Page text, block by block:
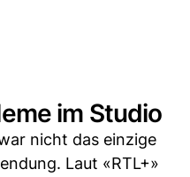
im Studio
nicht das einzige
Laut «RTL+»